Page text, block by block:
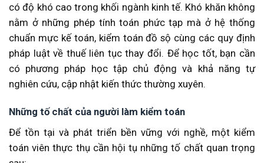
có độ khó cao trong khối ngành kinh tế. Khó khăn không
nằm ở những phép tính toán phức tạp mà ở hệ thống
chuẩn mực kế toán, kiểm toán đồ sộ cùng các quy định
pháp luật về thuế liên tục thay đổi. Để học tốt, bạn cần
có phương pháp học tập chủ động và khả năng tự
nghiên cứu, cập nhật kiến thức thường xuyên.
Những tố chất của người làm kiểm toán
Để tồn tại và phát triển bền vững với nghề, một kiểm
toán viên thực thụ cần hội tụ những tố chất quan trọng